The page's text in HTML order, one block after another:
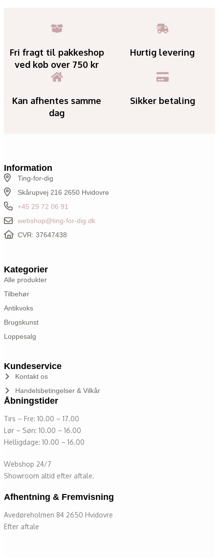
Fri fragt til pakkeshop
ved køb over 750 kr
Hurtig levering
Kan afhentes samme
dag
Sikker betaling
Information
Ting-for-dig
Skårupvej 216 2650 Hvidovre
+45 29 72 06 91
webshop@ting-for-dig.dk
CVR: 37647438
Kategorier
Alle produkter
Tilbehør
Antikvoks
Brugskunst
Loppesalg
Kundeservice
Kontakt os
Handelsbetingelser & Vilkår
Åbningstider
Tirs – Fre: 10.00 – 17.00
Lør – Søn: 10.00 – 16.00
Helligdage: 10.00 – 16.00
Webshop 24/7
Showroom altid efter aftale.
Afhentning & Fremvisning
Avedøreholmen 84 2650 Hvidovre
Efter aftale